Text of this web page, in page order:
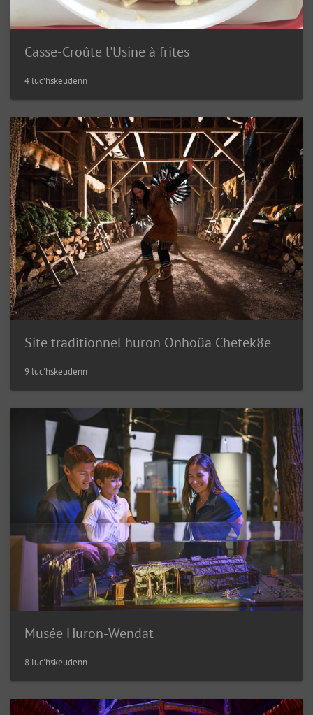
Casse-Croûte l'Usine à frites
4 luc'hskeudenn
Site traditionnel huron Onhoüa Chetek8e
9 luc'hskeudenn
Musée Huron-Wendat
8 luc'hskeudenn